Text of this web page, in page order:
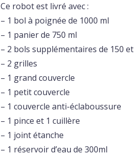
Ce robot est livré avec :
– 1 bol à poignée de 1000 ml
– 1 panier de 750 ml
– 2 bols supplémentaires de 150
– 2 grilles
– 1 grand couvercle
– 1 petit couvercle
– 1 couvercle anti-éclaboussure
– 1 pince et 1 cuillère
– 1 joint étanche
– 1 réservoir d’eau de 300ml